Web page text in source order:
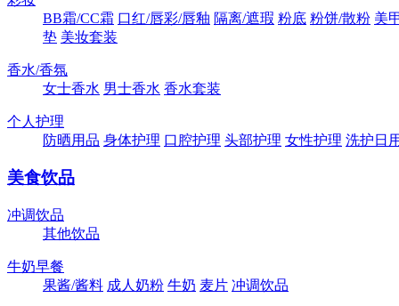
BB霜/CC霜 口红/唇彩/唇釉 隔离/遮瑕 粉底 粉饼/散粉 美
垫 美妆套装
香水/香氛
女士香水 男士香水 香水套装
个人护理
防晒用品 身体护理 口腔护理 头部护理 女性护理 洗护日
美食饮品
冲调饮品
其他饮品
牛奶早餐
果酱/酱料 成人奶粉 牛奶 麦片 冲调饮品